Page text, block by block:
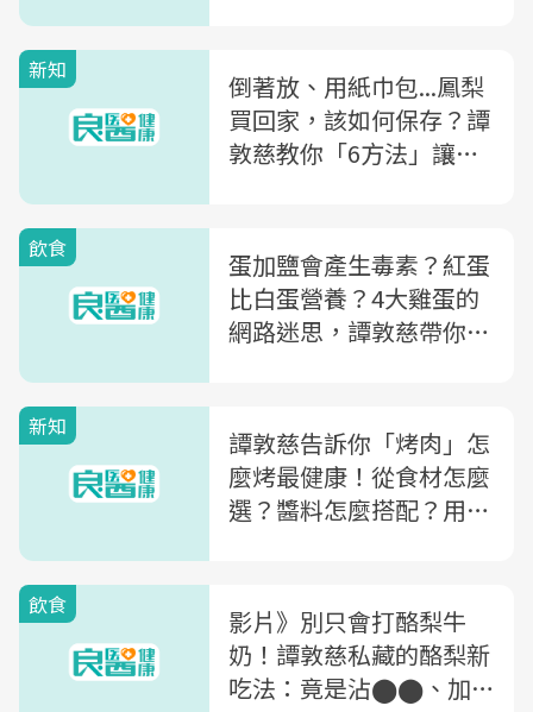
新知
倒著放、用紙巾包...鳳梨
買回家，該如何保存？譚
敦慈教你「6方法」讓鳳
飲食
蛋加鹽會產生毒素？紅蛋
比白蛋營養？4大雞蛋的
網路迷思，譚敦慈帶你一
新知
譚敦慈告訴你「烤肉」怎
麼烤最健康！從食材怎麼
選？醬料怎麼搭配？用什
飲食
影片》別只會打酪梨牛
奶！譚敦慈私藏的酪梨新
吃法：竟是沾⬤⬤、加